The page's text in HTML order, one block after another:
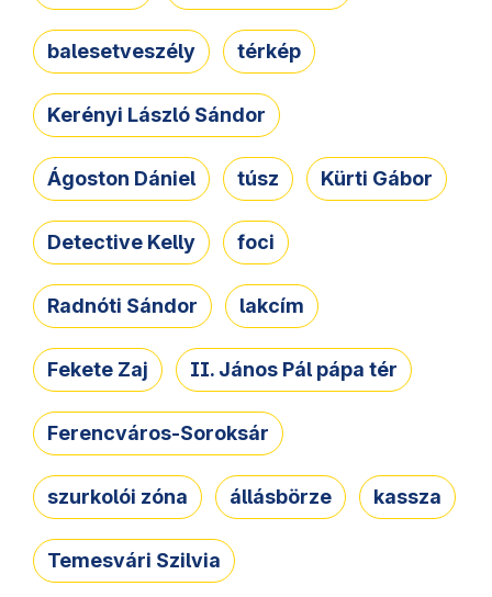
balesetveszély térkép
Kerényi László Sándor
Ágoston Dániel túsz Kürti Gábor
Detective Kelly foci
Radnóti Sándor lakcím
Fekete Zaj II. János Pál pápa tér
Ferencváros-Soroksár
szurkolói zóna állásbörze kassza
Temesvári Szilvia